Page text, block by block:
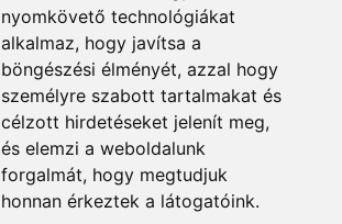
nyomkövető technológiákat
alkalmaz, hogy javítsa a
böngészési élményét, azzal hogy
személyre szabott tartalmakat és
célzott hirdetéseket jelenít meg,
és elemzi a weboldalunk
forgalmát, hogy megtudjuk
honnan érkeztek a látogatóink.
Accepted payment methods